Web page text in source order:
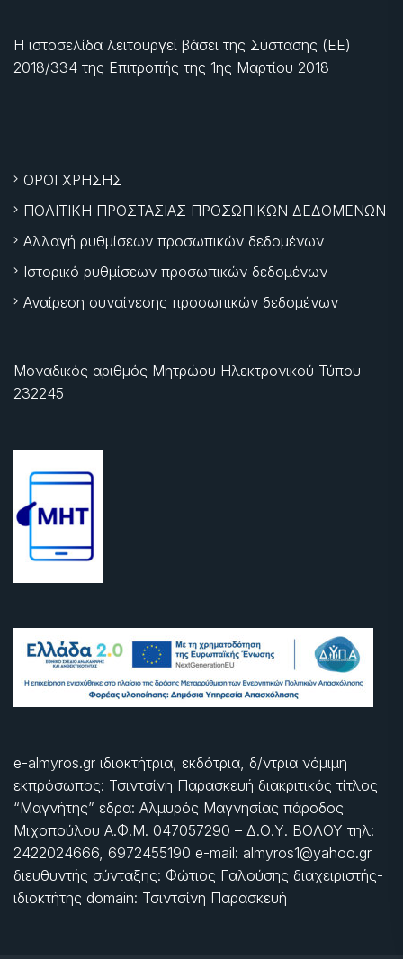
Η ιστοσελίδα λειτουργεί βάσει της Σύστασης (ΕΕ)
2018/334 της Επιτροπής της 1ης Μαρτίου 2018
ΟΡΟΙ ΧΡΗΣΗΣ
ΠΟΛΙΤΙΚΗ ΠΡΟΣΤΑΣΙΑΣ ΠΡΟΣΩΠΙΚΩΝ ΔΕΔΟΜΕΝΩΝ
Αλλαγή ρυθμίσεων προσωπικών δεδομένων
Ιστορικό ρυθμίσεων προσωπικών δεδομένων
Αναίρεση συναίνεσης προσωπικών δεδομένων
Μοναδικός αριθμός Μητρώου Ηλεκτρονικού Τύπου
232245
e-almyros.gr ιδιοκτήτρια, εκδότρια, δ/ντρια νόμιμη
εκπρόσωπος: Τσιντσίνη Παρασκευή διακριτικός τίτλος
“Μαγνήτης” έδρα: Αλμυρός Μαγνησίας πάροδος
Μιχοπούλου Α.Φ.Μ. 047057290 – Δ.Ο.Υ. ΒΟΛΟΥ τηλ:
2422024666, 6972455190 e-mail: almyros1@yahoo.gr
διευθυντής σύνταξης: Φώτιος Γαλούσης διαχειριστής-
ιδιοκτήτης domain: Τσιντσίνη Παρασκευή